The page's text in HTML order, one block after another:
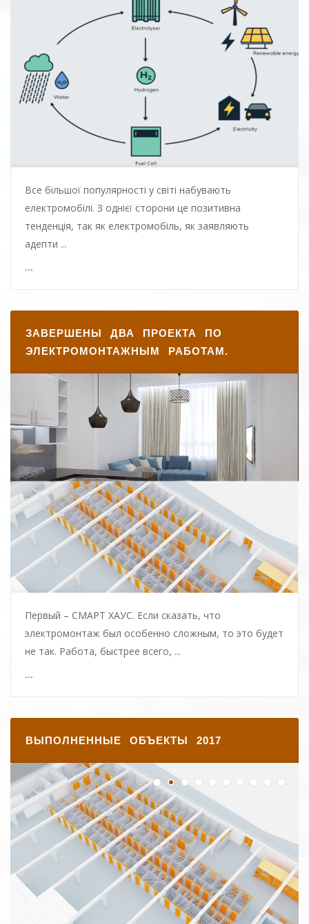
Все більшої популярності у світі набувають
електромобілі. З однієї сторони це позитивна
тенденція, так як електромобіль, як заявляють
адепти ...
...
ЗАВЕРШЕНЫ ДВА ПРОЕКТА ПО
ЭЛЕКТРОМОНТАЖНЫМ РАБОТАМ.
Первый – СМАРТ ХАУС. Если сказать, что
электромонтаж был особенно сложным, то это будет
не так. Работа, быстрее всего, ...
...
ВЫПОЛНЕННЫЕ ОБЪЕКТЫ 2017